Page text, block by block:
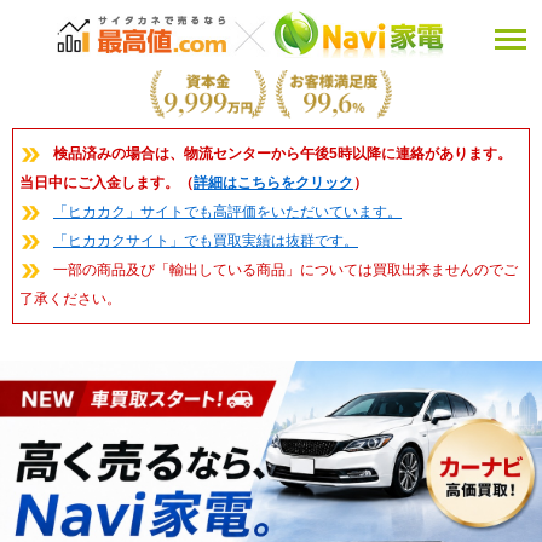
検品済みの場合は、物流センターから午後5時以降に連絡があります。
当日中にご入金します。（詳細はこちらをクリック ）
「ヒカカク」サイトでも高評価をいただいています。
「ヒカカクサイト」でも買取実績は抜群です。
一部の商品及び「輸出している商品」については買取出来ませんのでご
了承ください。